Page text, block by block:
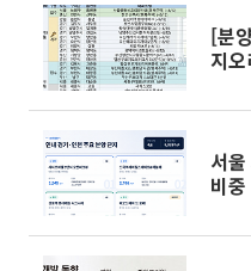
[분
지
서
비